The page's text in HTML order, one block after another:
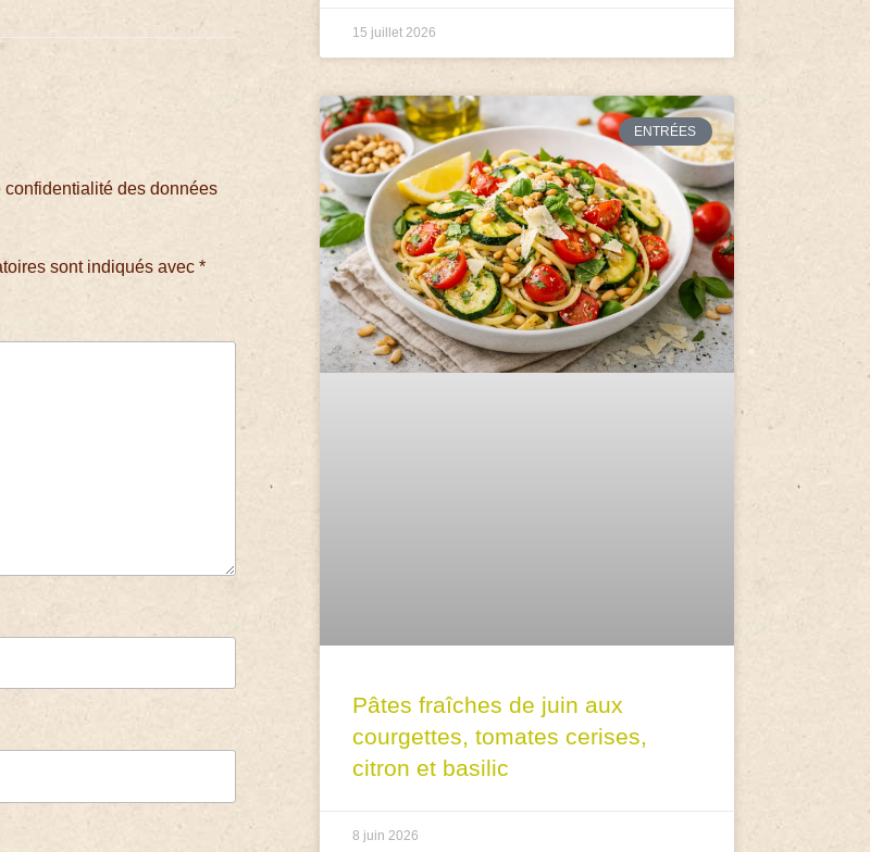
des données
sont indiqués avec*
15 juillet 2026
ENTRÉES
Pâtes fraîches de juin aux
courgettes, tomates cerises,
citron et basilic
8 juin 2026